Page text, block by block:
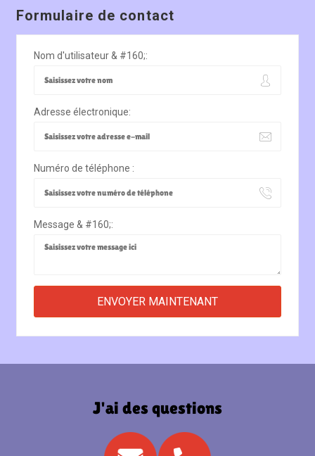
Formulaire de contact
Nom d'utilisateur & #160;:
Adresse électronique:
Numéro de téléphone :
Message & #160;:
J'ai des questions